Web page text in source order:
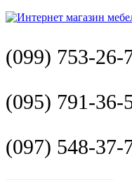
(099) 753-26-
(095) 791-36-
(097) 548-37-